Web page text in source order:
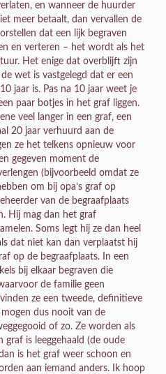
en wanneer de huurder
meer betaalt, dan vervallen de
dat een lijk begraven
en verteren – het wordt als het
Het enige dat overblijft zijn
wet is vastgelegd dat er een
jaar is. Pas na 10 jaar weet je
paar botjes in het graf liggen.
veel langer in een graf, een
20 jaar verhuurd aan de
ze het telkens opnieuw voor
gegeven moment de
(bijvoorbeeld omdat ze
om bij opa’s graf op
van de begraafplaats
Hij mag dan het graf
Soms legt hij ze dan heel
dat niet kan dan verplaatst hij
op de begraafplaats. In een
bij elkaar begraven die
de familie geen
ze een tweede, definitieve
dus nooit van de
of zo. Ze worden als
graf is leeggehaald (de oude
is het graf weer schoon en
aan iemand anders. Ik hoop